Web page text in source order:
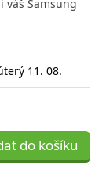
váš Samsung
11. 08.
do košíku